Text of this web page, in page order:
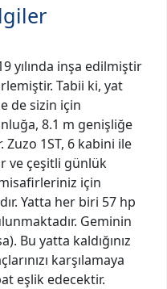
yılında inşa edilmiştir
Tabii ki, yat
de sizin için
8.1 m genişliğe
1ST, 6 kabini ile
ve çeşitli günlük
için
Yatta her biri 57 hp
Geminin
Bu yatta kaldığınız
karşılamaya
eşlik edecektir.